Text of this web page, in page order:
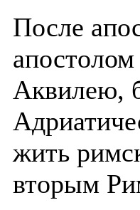
После
Аквилею,
жить
вторым